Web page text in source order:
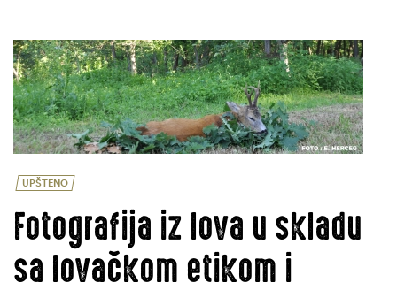
UPŠTENO
Fotografija iz lova u skladu
sa lovačkom etikom i